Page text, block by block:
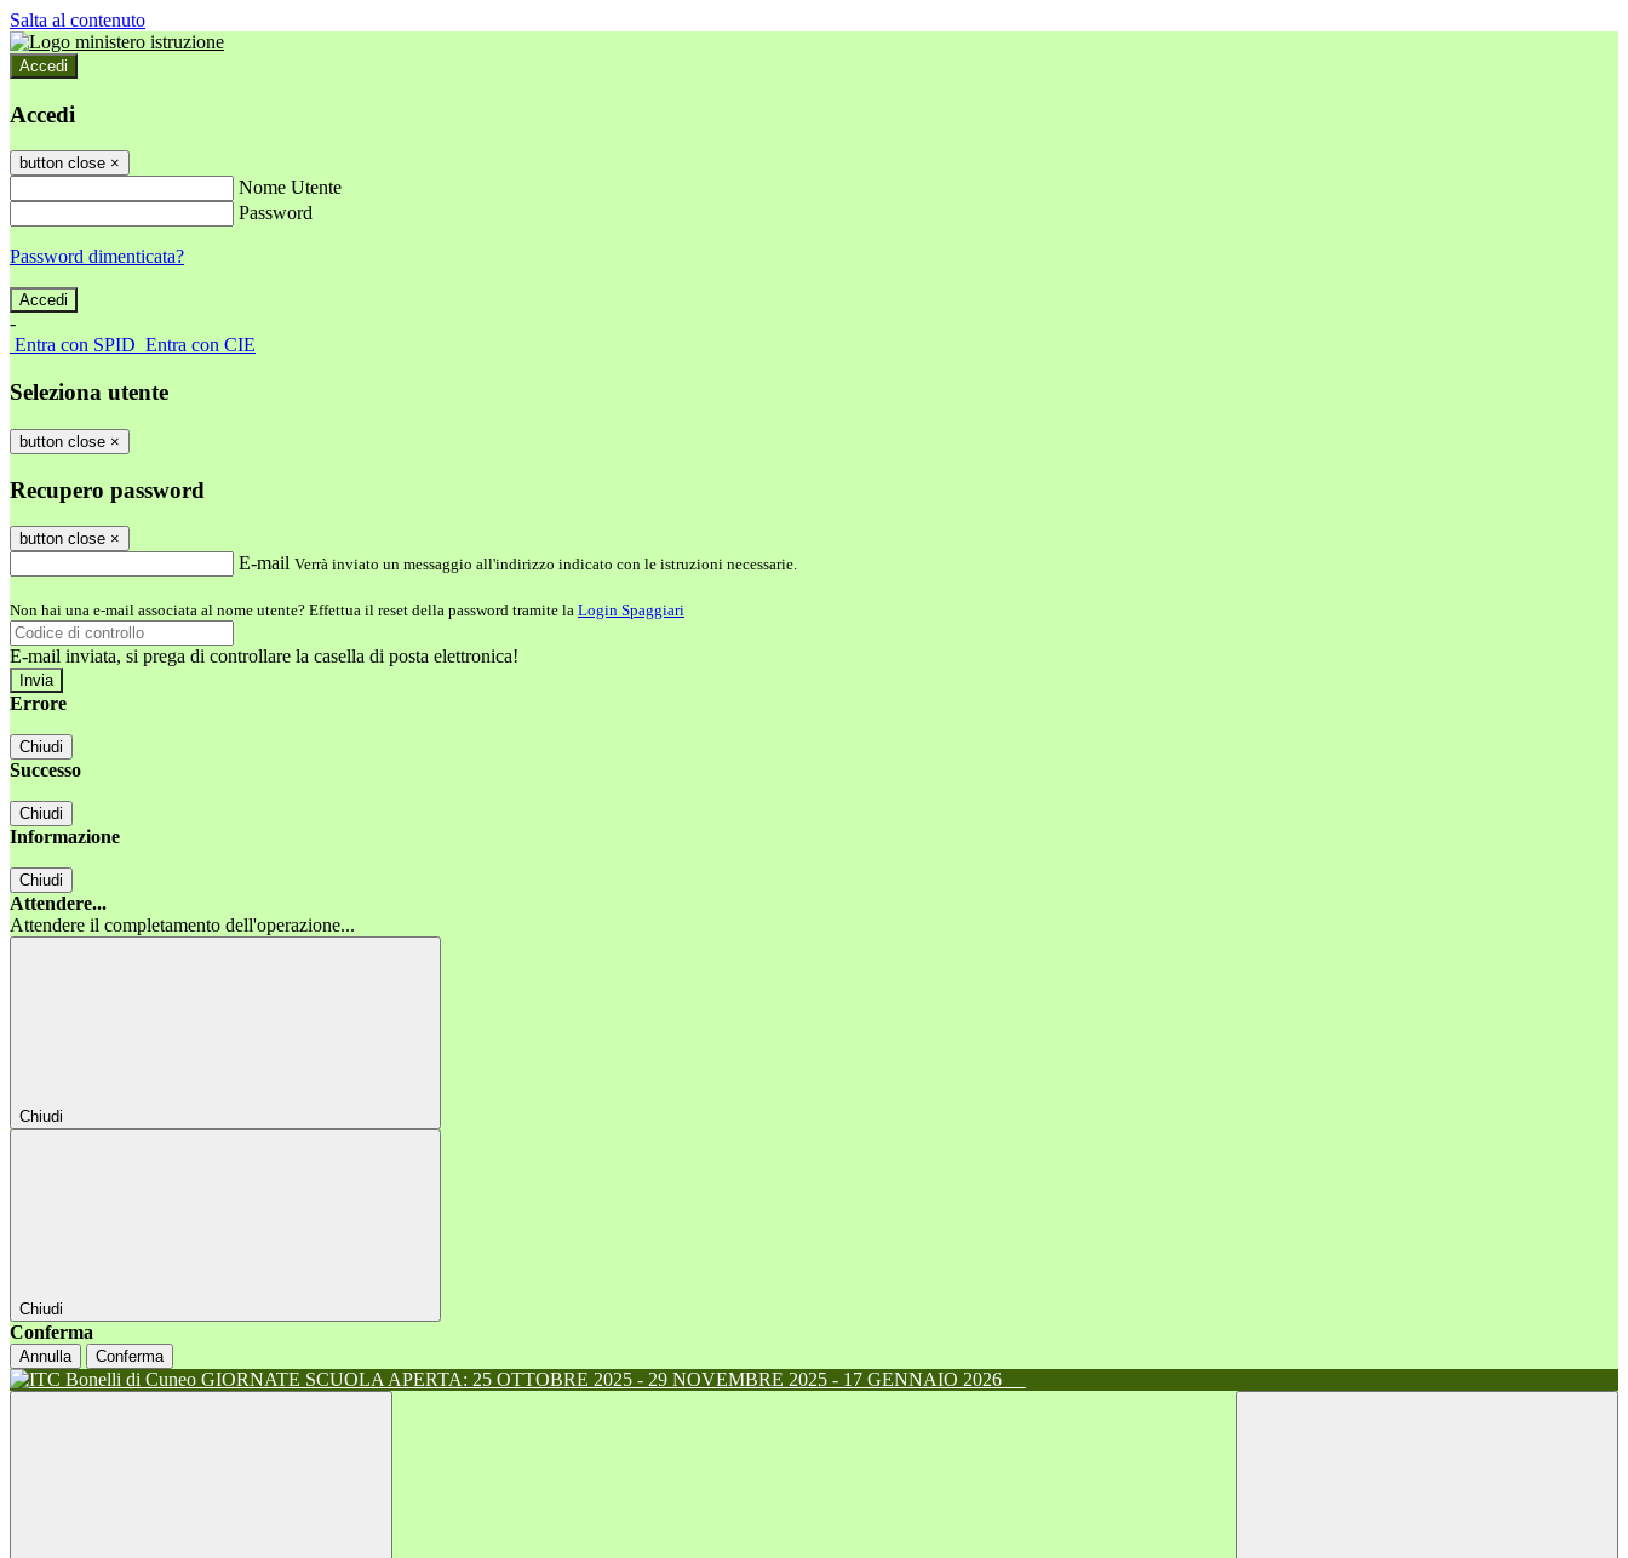
Salta al contenuto
Accedi
Accedi
button close ×
Nome Utente
Password
Password dimenticata?
-
Entra con SPID Entra con CIE
Seleziona utente
button close ×
Recupero password
button close ×
E-mail Verrà inviato un messaggio all'indirizzo indicato con le istruzioni necessarie.
Non hai una e-mail associata al nome utente? Effettua il reset della password tramite la Login Spaggiari
E-mail inviata, si prega di controllare la casella di posta elettronica!
Errore
Chiudi
Successo
Chiudi
Informazione
Chiudi
Attendere...
Attendere il completamento dell'operazione...
Chiudi
Chiudi
Conferma
Annulla Conferma
GIORNATE SCUOLA APERTA: 25 OTTOBRE 2025 - 29 NOVEMBRE 2025 - 17 GENNAIO 2026